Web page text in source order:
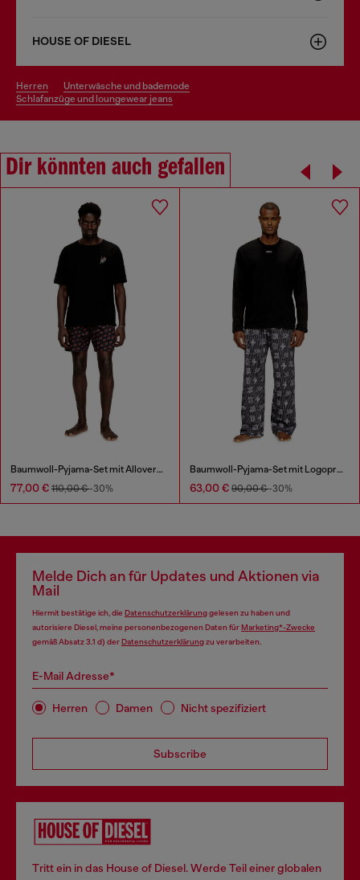
HOUSE OF DIESEL
herren
unterwäsche und bademode
schlafanzüge und loungewear jeans
Dir könnten auch gefallen
Baumwoll-Pyjama-Set mit Allover-Print
77,00 € 110,00 €-30%
Baumwoll-Pyjama-Set mit Logoprints
63,00 € 90,00 €-30%
Melde Dich an für Updates und Aktionen via
Mail
Hiermit bestätige ich, die Datenschutzerklärunggelesen zu haben und
autorisiere Diesel, meine personenbezogenen Daten fürMarketing*-Zwecke
gemäß Absatz 3.1 d) derDatenschutzerklärungzu verarbeiten.
E-Mail Adresse*
Herren Damen Nicht spezifiziert
Subscribe
Tritt ein in das House of Diesel. Werde Teil einer globalen